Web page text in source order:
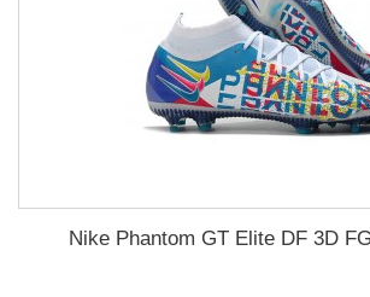
Nike Phantom GT Elite DF 3D